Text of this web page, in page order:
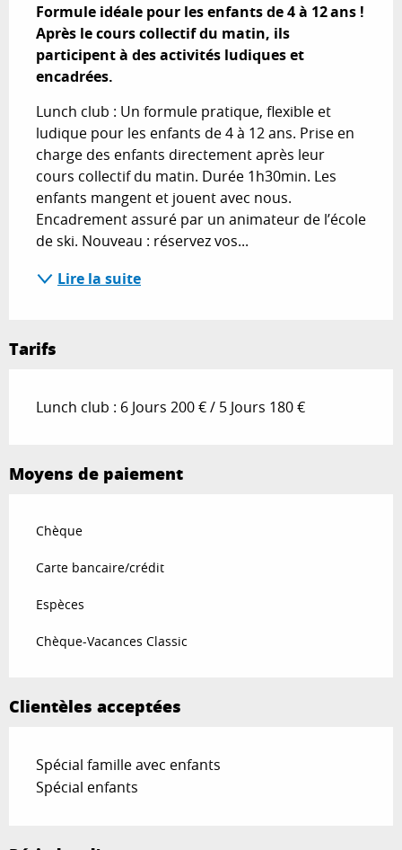
Formule idéale pour les enfants de 4 à 12 ans !
Après le cours collectif du matin, ils
participent à des activités ludiques et
encadrées.
Lunch club : Un formule pratique, flexible et
ludique pour les enfants de 4 à 12 ans. Prise en
charge des enfants directement après leur
cours collectif du matin. Durée 1h30min. Les
enfants mangent et jouent avec nous.
Encadrement assuré par un animateur de l’école
de ski. Nouveau : réservez vos...
Lire la suite
Tarifs
Lunch club : 6 Jours 200 € / 5 Jours 180 €
Moyens de paiement
Chèque
Carte bancaire/crédit
Espèces
Chèque-Vacances Classic
Clientèles acceptées
Spécial famille avec enfants
Spécial enfants